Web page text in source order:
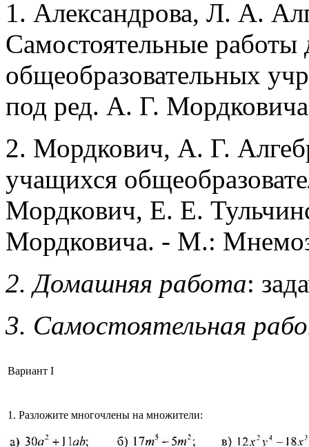
1. Александрова, Л. А.
Самостоятельные работы
общеобразовательных
под ред. А. Г.
2. Мордкович, А. Г.
учащихся
Мордкович, Е. Е.
Мордковича. - М.:
2. Домашняя работа:
3. Самостоятельная
Вариант I
1. Разложите многочлены на множители: